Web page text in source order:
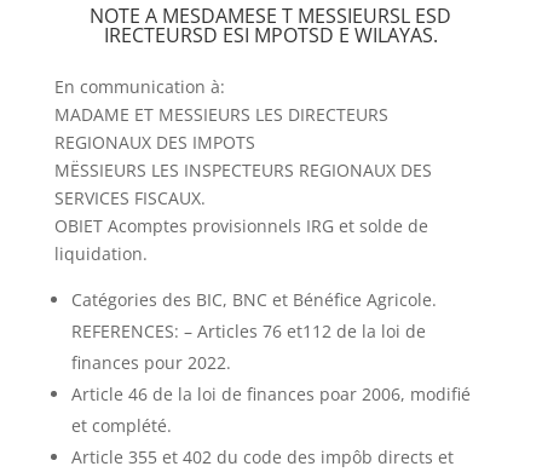
c
o
o
k
i
t
e
r
n
k
d
I
n
a
t
A
p
p
p
y
i
n
k
NOTE A MESDAMESE T MESSIEURSL ESD
IRECTEURSD ESI MPOTSD E WILAYAS.
En communication à:
MADAME ET MESSIEURS LES DIRECTEURS
REGIONAUX DES IMPOTS
MËSSIEURS LES INSPECTEURS REGIONAUX DES
SERVICES FISCAUX.
OBIET Acomptes provisionnels IRG et solde de
liquidation.
Catégories des BIC, BNC et Bénéfice Agricole.
REFERENCES: – Articles 76 et112 de la loi de
finances pour 2022.
Article 46 de la loi de finances poar 2006, modifié
et complété.
Article 355 et 402 du code des impôb directs et